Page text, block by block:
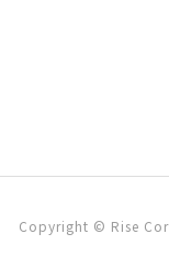
Copyright © Rise